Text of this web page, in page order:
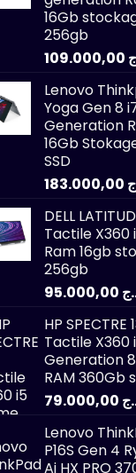
16Gb
256gb
Lenovo
Yoga Gen 8
Generation
16Gb
SSD
DELL
Tactile X360
Ram 16gb
256gb
HP SPECTRE
Tactile X360
Generation
RAM 360Gb
Lenovo
P16S Gen 4
Ai HX PRO